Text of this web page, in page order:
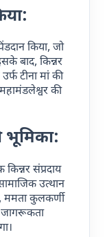
किया, जो
बाद, किन्नर
टीना मां की
की
भूमिका:
संप्रदाय
उत्थान
ममता कुलकर्णी
जागरूकता